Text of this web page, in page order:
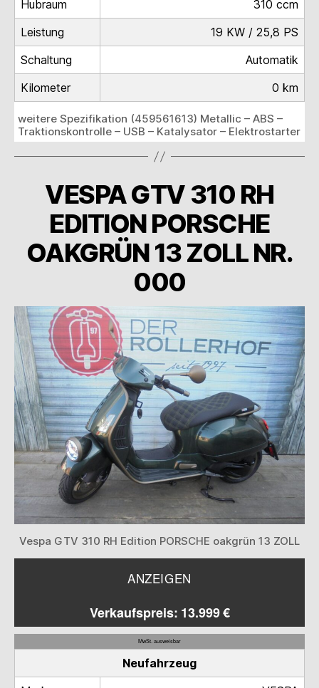
Hubraum
310 ccm
Leistung
19 KW / 25,8 PS
Schaltung
Automatik
Kilometer
0 km
weitere Spezifikation (459561613) Metallic – ABS –
Traktionskontrolle – USB – Katalysator – Elektrostarter
VESPA GTV 310 RH
EDITION PORSCHE
OAKGRÜN 13 ZOLL NR.
000
Vespa GTV 310 RH Edition PORSCHE oakgrün 13 ZOLL
ANZEIGEN
Verkaufspreis: 13.999 €
MwSt. ausweisbar
Neufahrzeug